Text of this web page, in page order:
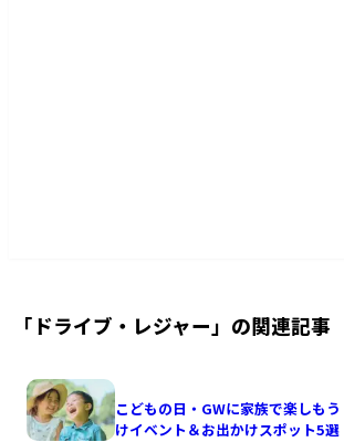
「 ドライブ・レジャー 」の関連記事
こどもの日・GWに家族で楽しも
けイベント＆お出かけスポット5選